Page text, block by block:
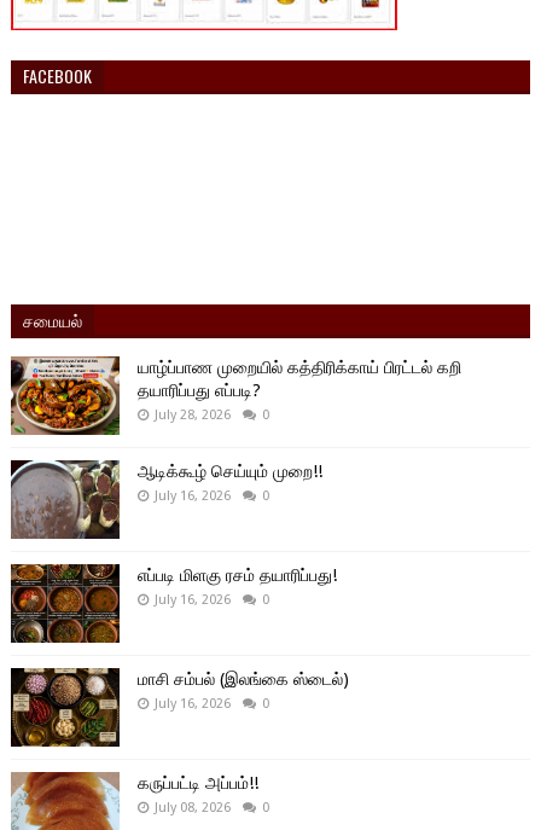
FACEBOOK
சமையல்
யாழ்ப்பாண முறையில் கத்திரிக்காய் பிரட்டல் கறி
தயாரிப்பது எப்படி?
July 28, 2026 0
ஆடிக்கூழ் செய்யும் முறை!!
July 16, 2026 0
எப்படி மிளகு ரசம் தயாரிப்பது!
July 16, 2026 0
மாசி சம்பல் (இலங்கை ஸ்டைல்)
July 16, 2026 0
கருப்பட்டி அப்பம்!!
July 08, 2026 0